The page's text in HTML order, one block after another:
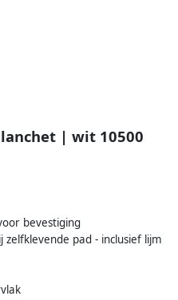
| wit 10500
bevestiging
pad - inclusief lijm